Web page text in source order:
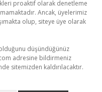
proaktif olarak denetleme
Ancak, üyelerimiz
olup, siteye üye olarak
düşündüğünüz
adresine bildirmeniz
sitemizden kaldırılacaktır.